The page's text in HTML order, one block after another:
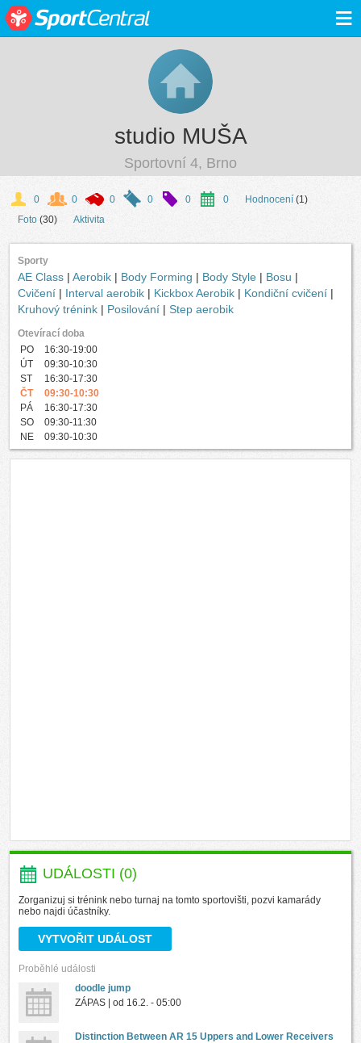
≡
studio MUŠA
Sportovní 4, Brno
0 0 0 0 0 0 Hodnocení (1)
Foto (30) Aktivita
Sporty
AE Class | Aerobik | Body Forming | Body Style | Bosu |
Cvičení | Interval aerobik | Kickbox Aerobik | Kondiční cvičení |
Kruhový trénink | Posilování | Step aerobik
Otevírací doba
PO
16:30-19:00
ÚT
09:30-10:30
ST
16:30-17:30
ČT
09:30-10:30
PÁ
16:30-17:30
SO
09:30-11:30
NE
09:30-10:30
UDÁLOSTI (0)
Zorganizuj si trénink nebo turnaj na tomto sportovišti, pozvi kamarády
nebo najdi účastníky.
VYTVOŘIT UDÁLOST
Proběhlé události
doodle jump
ZÁPAS | od 16.2. - 05:00
Distinction Between AR 15 Uppers and Lower Receivers